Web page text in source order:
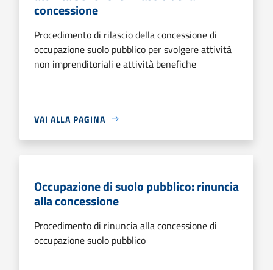
concessione
Procedimento di rilascio della concessione di
occupazione suolo pubblico per svolgere attività
non imprenditoriali e attività benefiche
VAI ALLA PAGINA
Occupazione di suolo pubblico: rinuncia
alla concessione
Procedimento di rinuncia alla concessione di
occupazione suolo pubblico